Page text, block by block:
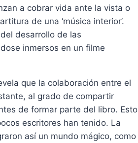
a cobrar vida ante la vista o
de una ‘música interior’.
desarrollo de las
inmersos en un filme
que la colaboración entre el
al grado de compartir
de formar parte del libro. Esto
escritores han tenido. La
así un mundo mágico, como